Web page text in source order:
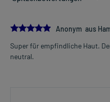
5.0Anonym aus
Super für empfindliche Haut.
neutral.